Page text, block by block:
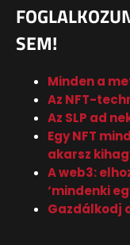
SEM!
Minden a
Az NFT-
Az SLP ad
Egy NFT
akarsz
A web3:
‘mindenki
Gazdálkodj